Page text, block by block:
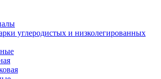
углеродистых и низколегированных